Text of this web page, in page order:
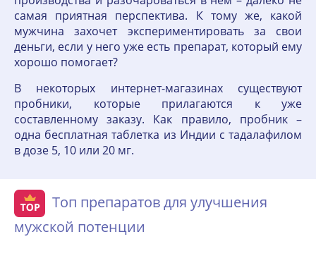
самая приятная перспектива. К тому же, какой
мужчина захочет экспериментировать за свои
деньги, если у него уже есть препарат, который ему
хорошо помогает?
В некоторых интернет-магазинах существуют
пробники, которые прилагаются к уже
составленному заказу. Как правило, пробник –
одна бесплатная таблетка из Индии с тадалафилом
в дозе 5, 10 или 20 мг.
Топ препаратов для улучшения
мужской потенции